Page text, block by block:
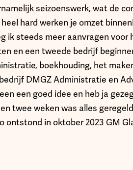
seizoenswerk, wat de
hard werken je omzet
ik steeds meer aanvragen
en een tweede bedrijf
boekhouding, het
DMGZ Administratie en
een goed idee en heb ja
twee weken was alles
ontstond in oktober 2023 GM